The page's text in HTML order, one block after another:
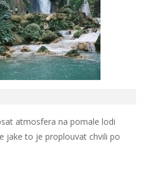
atmosfera na pomale lodi
jake to je proplouvat chvili po